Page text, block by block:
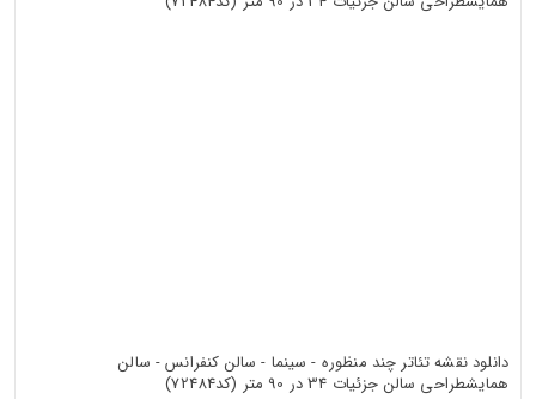
دانلود نقشه تئاتر چند منظوره - سینما - سالن کنفرانس - سالن
همایشطراحی سالن جزئیات 34 در 90 متر (کد72484)